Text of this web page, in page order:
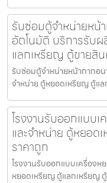
รับซ่อมตู้จำหน่ายหน้
อัตโนมัติ บริการรับ
แลกเหรียญ ตู้ขายสิ
รับซ่อมตู้จำหน่ายหน้ากากอ
จำหน่าย ตู้หยอดเหรียญ ตู้แ
โรงงานรับออกแบบ
และจำหน่าย ตู้หยอ
ราคาถูก
โรงงานรับออกแบบเครื่อง
หยอดเหรียญ ตู้แลกเหรียญ